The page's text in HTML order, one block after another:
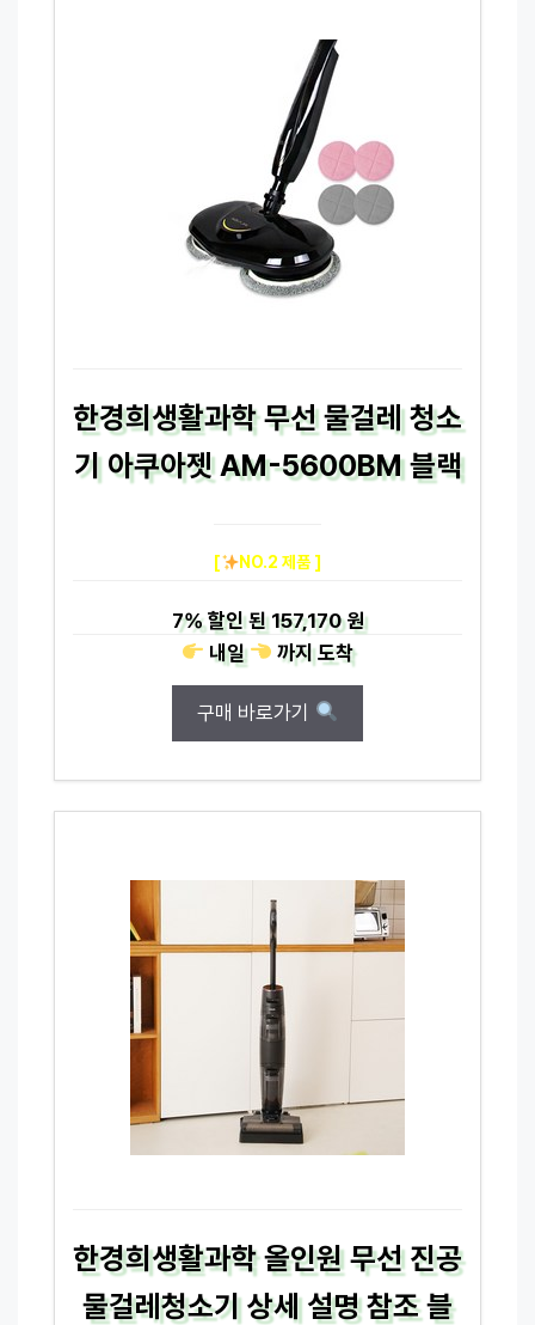
한경희생활과학 무선 물걸레 청소
기 아쿠아젯 AM-5600BM 블랙
[ NO.2 제품 ]
7%할인 된157,170 원
내일
까지도착
구매 바로가기
한경희생활과학 올인원 무선 진공
물걸레청소기 상세 설명 참조 블